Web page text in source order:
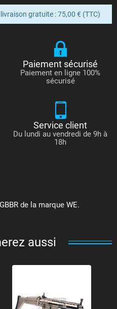
gratuite : 75,00 € (TTC)
Paiement sécurisé
Paiement en ligne 100%
sécurisé
Service client
Du lundi au vendredi de 9h à
18h
de la marque WE.
aussi